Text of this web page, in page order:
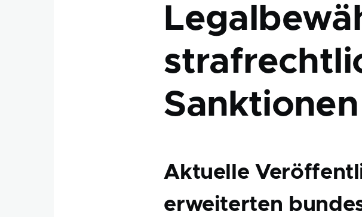
Sanktionen
Aktuelle
erweiterten